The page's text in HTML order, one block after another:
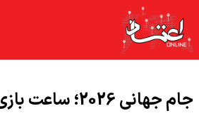
جام جهانی 2026؛ ساعت بازی آمریکا و بوسنی